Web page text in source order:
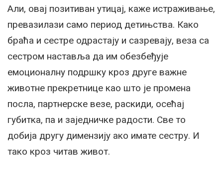
Али, овај позитиван утицај, каже истраживање,
превазилази само период детињства. Како
браћа и сестре одрастају и сазревају, веза са
сестром наставља да им обезбеђује
емоционалну подршку кроз друге важне
животне прекретнице као што је промена
посла, партнерске везе, раскиди, осећај
губитка, па и заједничке радости. Све то
добија другу димензију ако имате сестру. И
тако кроз читав живот.